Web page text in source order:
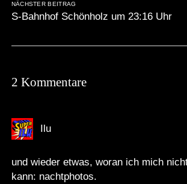
NÄCHSTER BEITRAG
S-Bahnhof Schönholz um 23:16 Uhr
2 Kommentare
Ilu
und wieder etwas, woran ich mich
kann: nachtphotos.